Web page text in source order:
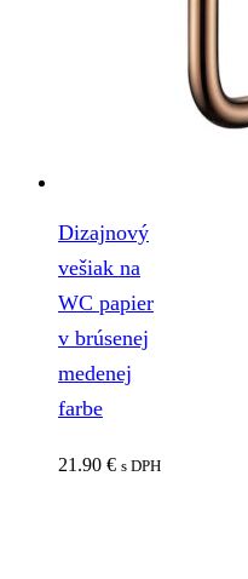
Dizajnový
vešiak na
WC papier
v brúsenej
medenej
farbe
21.90 € s DPH